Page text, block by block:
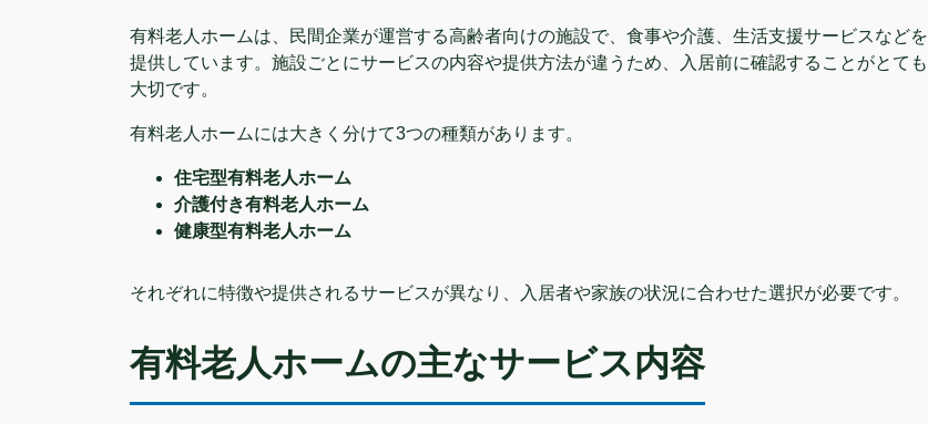
有料老人ホームは、民間企業が運営する高齢者向けの施設で、食事や介護、生活支援サービスなどを
提供しています。施設ごとにサービスの内容や提供方法が違うため、入居前に確認することがとても
大切です。
有料老人ホームには大きく分けて3つの種類があります。
住宅型有料老人ホーム
介護付き有料老人ホーム
健康型有料老人ホーム
それぞれに特徴や提供されるサービスが異なり、入居者や家族の状況に合わせた選択が必要です。
有料老人ホームの主なサービス内容